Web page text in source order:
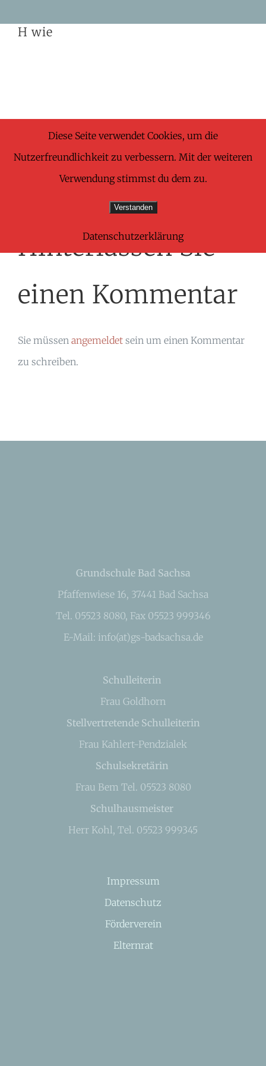
H wie
Mail
Hinterlassen Sie
einen Kommentar
Sie müssen angemeldet sein um einen Kommentar
zu schreiben.
Grundschule Bad Sachsa
Pfaffenwiese 16, 37441 Bad Sachsa
Tel. 05523 8080, Fax 05523 999346
E-Mail: info(at)gs-badsachsa.de
Schulleiterin
Frau Goldhorn
Stellvertretende Schulleiterin
Frau Kahlert-Pendzialek
Schulsekretärin
Frau Bem Tel. 05523 8080
Schulhausmeister
Herr Kohl, Tel. 05523 999345
Impressum
Datenschutz
Förderverein
Elternrat
Diese Seite verwendet Cookies, um die
Nutzerfreundlichkeit zu verbessern. Mit der weiteren
Verwendung stimmst du dem zu.
Verstanden
Datenschutzerklärung